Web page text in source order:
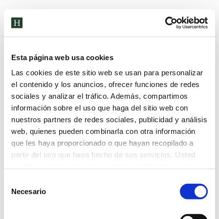
Esta página web usa cookies
Las cookies de este sitio web se usan para personalizar
el contenido y los anuncios, ofrecer funciones de redes
sociales y analizar el tráfico. Además, compartimos
información sobre el uso que haga del sitio web con
nuestros partners de redes sociales, publicidad y análisis
web, quienes pueden combinarla con otra información
que les haya proporcionado o que hayan recopilado a
partir del uso que haya hecho de sus servicios. Usted
Necesario
Archivos de etiqueta: One to One